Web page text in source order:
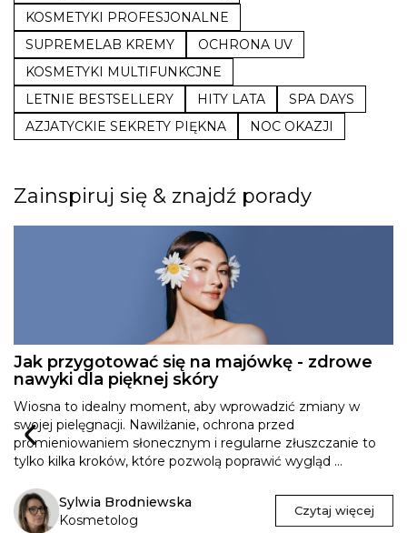
KOSMETYKI PROFESJONALNE
SUPREMELAB KREMY
OCHRONA UV
KOSMETYKI MULTIFUNKCJNE
LETNIE BESTSELLERY
HITY LATA
SPA DAYS
AZJATYCKIE SEKRETY PIĘKNA
NOC OKAZJI
Zainspiruj się & znajdź porady
Jak przygotować się na majówkę - zdrowe
nawyki dla pięknej skóry
Wiosna to idealny moment, aby wprowadzić zmiany w
swojej pielęgnacji. Nawilżanie, ochrona przed
promieniowaniem słonecznym i regularne złuszczanie to
tylko kilka kroków, które pozwolą poprawić wygląd ...
Sylwia Brodniewska
Kosmetolog
Czytaj więcej